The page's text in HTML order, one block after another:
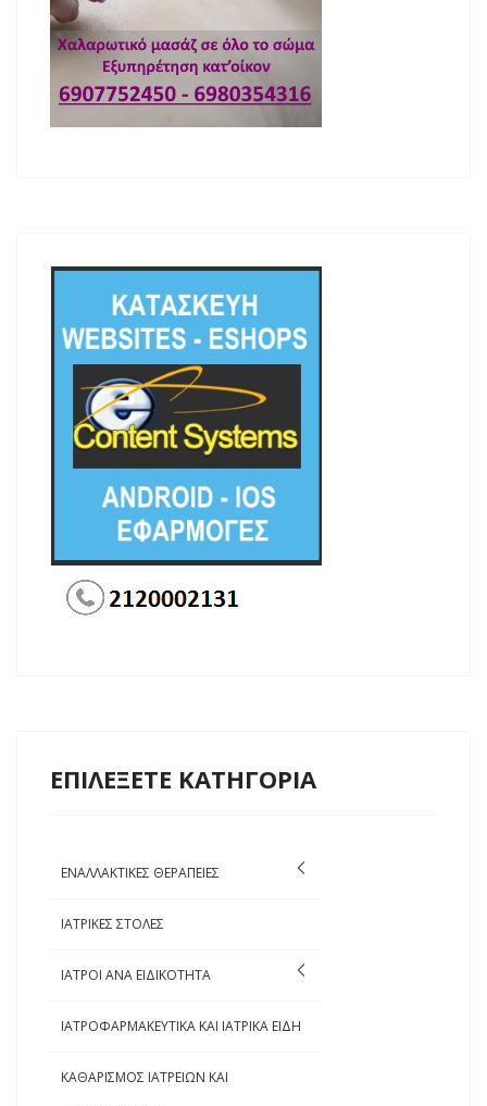
ΕΠΙΛΕΞΕΤΕ ΚΑΤΗΓΟΡΙΑ
ΕΝΑΛΛΑΚΤΙΚΕΣ ΘΕΡΑΠΕΙΕΣ
ΙΑΤΡΙΚΕΣ ΣΤΟΛΕΣ
ΙΑΤΡΟΙ ΑΝΑ ΕΙΔΙΚΟΤΗΤΑ
ΙΑΤΡΟΦΑΡΜΑΚΕΥΤΙΚΑ ΚΑΙ ΙΑΤΡΙΚΑ ΕΙΔΗ
ΚΑΘΑΡΙΣΜΟΣ ΙΑΤΡΕΙΩΝ ΚΑΙ